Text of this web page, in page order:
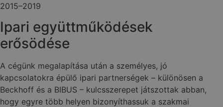
2015–2019
Ipari együttműködések
erősödése
A cégünk megalapítása után a személyes, jó
kapcsolatokra épülő ipari partnerségek – különösen a
Beckhoff és a BIBUS – kulcsszerepet játszottak abban,
hogy egyre több helyen bizonyíthassuk a szakmai